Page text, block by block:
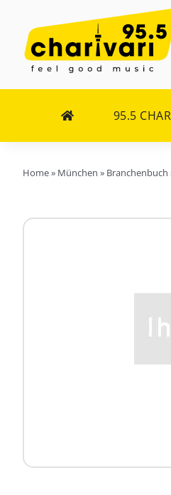
Inhalt
springen
95.5
Home» München » Branchenbuch